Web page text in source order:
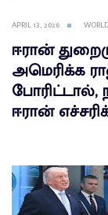
APRIL 13, 2026
ஈரான்
அமெரிக்க
போரிட்டால்,
ஈரான்